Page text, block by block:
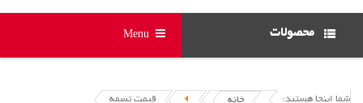
محصولات
شما اینجا هستید: خانه قیمت تسمه